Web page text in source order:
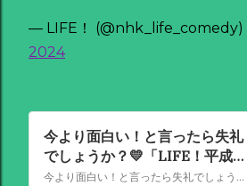
— LIFE！ (@nhk_life_comedy)
2024
今より面白い！と言ったら失礼
でしょうか？💛「LIFE！平成セ
レクション」DAY2
今より面白い！と言ったら失礼でしょうか？💛「LIFE！平成セレクション」DAY2